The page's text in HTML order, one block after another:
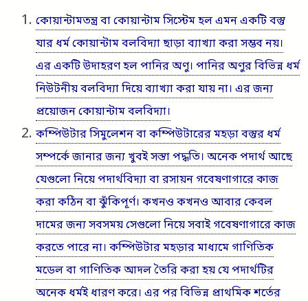
কোয়ান্টামতন্ত্র বা কোয়ান্টাম সিস্টেম হল এমন একটি বস্তু
যার ধর্ম কোয়ান্টাম বলবিদ্যা ছাড়া ব্যাখ্যা করা সম্ভব নয়।
এর একটি উদাহরণ হল পানির অণু। পানির অণুর বিভিন্ন ধর্ম
নিউটনীয় বলবিদ্যা দিয়ে ব্যাখ্যা করা যায় না। এর জন‌্য
প্রয়োজন কোয়ান্টাম বলবিদ্যা।
কম্পিউটার সিমুলেশন বা কম্পিউটারের মহড়া বস্তুর ধর্ম
সম্পর্কে জানার জন্য খুবই সস্তা পদ্ধতি। অনেক পদার্থ আছে
যেগুলো নিয়ে পদার্থবিদ্যা বা রসায়ন গবেষণাগারে কাজ
করা কঠিন বা ঝুঁকিপূর্ণ। কখনও কখনও আবার কেবল
দামের জন্য সবসময় সেগুলো নিয়ে সবাই গবেষণাগারে কাজ
করতে পারে না। কম্পিউটার মহড়ার মাধ্যমে গাণিতিক
মডেল বা গাণিতিক আদল তৈরি করা হয় যে পদার্থটির
অনেক ধর্মই ধারণ করে। এর পর বিভিন্ন প্রাথমিক শর্তের